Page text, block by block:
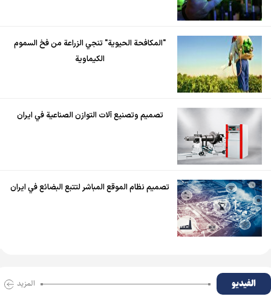
"المكافحة الحيوية" تنجي الزراعة من فخ السموم
الكيماوية
تصميم وتصنيع آلات التوازن الصناعية في ايران
تصميم نظام الموقع المباشر لتتبع البضائع في ايران
الفیدیو المزید